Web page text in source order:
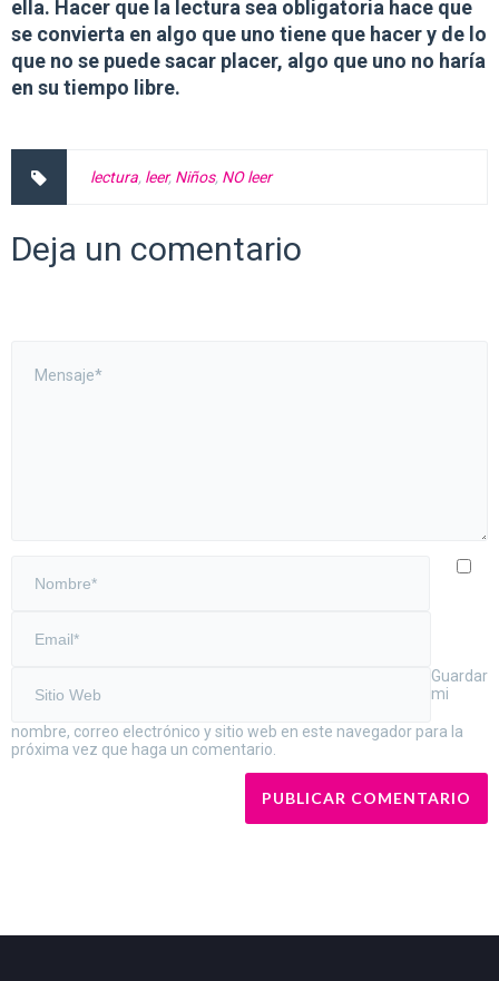
ella. Hacer que la lectura sea obligatoria hace que
se convierta en algo que uno tiene que hacer y de lo
que no se puede sacar placer, algo que uno no haría
en su tiempo libre.
lectura, leer, Niños, NO leer
Deja un comentario
Guardar
mi
nombre, correo electrónico y sitio web en este navegador para la
próxima vez que haga un comentario.